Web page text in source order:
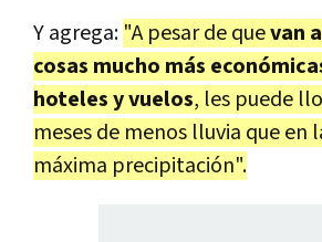
Y agrega: "A pesar de quevan
cosas mucho más
hoteles y vuelos, les puede
meses de menos lluvia que en
máxima precipitación".